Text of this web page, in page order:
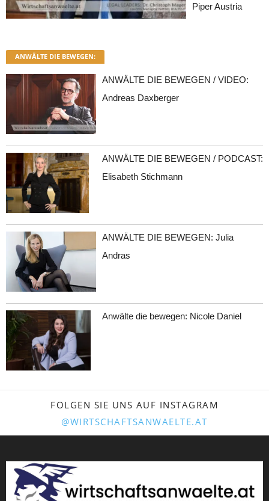
Piper Austria
ANWÄLTE DIE BEWEGEN:
ANWÄLTE DIE BEWEGEN / VIDEO:
Andreas Daxberger
ANWÄLTE DIE BEWEGEN / PODCAST:
Elisabeth Stichmann
ANWÄLTE DIE BEWEGEN: Julia
Andras
Anwälte die bewegen: Nicole Daniel
FOLGEN SIE UNS AUF INSTAGRAM
@WIRTSCHAFTSANWAELTE.AT